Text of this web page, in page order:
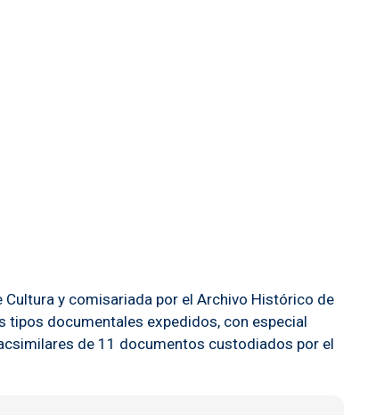
y comisariada por el Archivo Histórico de
tipos documentales expedidos, con especial
de 11 documentos custodiados por el